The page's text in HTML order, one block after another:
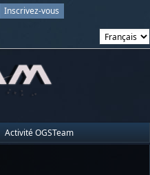
Inscrivez-vous
Activité OGSTeam